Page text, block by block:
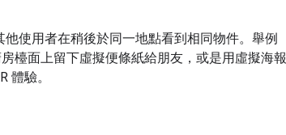
使用者在稍後於同一地點看到相同物件。舉例
檯面上留下虛擬便條紙給朋友，或是用虛擬海報
體驗。